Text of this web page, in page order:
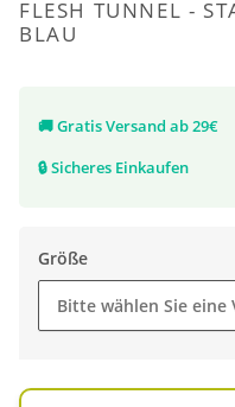
FLESH TUNNEL -
BLAU
🚚Gratis Versand ab 29€
🔒Sicheres Einkaufen
Größe
Bitte wählen Sie eine